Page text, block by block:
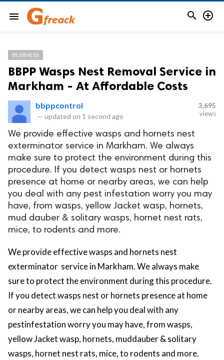
menu  
BUSINESS
BBPP Wasps Nest Removal Service in
Markham - At Affordable Costs
bbppcontrol
— updated on 1 second ago
3,695
views
We provide effective wasps and hornets nest
exterminator service in Markham. We always
make sure to protect the environment during this
procedure. If you detect wasps nest or hornets
presence at home or nearby areas, we can help
you deal with any pest infestation worry you may
have, from wasps, yellow Jacket wasp, hornets,
mud dauber & solitary wasps, hornet nest rats,
mice, to rodents and more.
We provide effective wasps and hornets nest
exterminator service in Markham. We always make
sure to protect the environment during this procedure.
If you detect wasps nest or hornets presence at home
or nearby areas, we can help you deal with any
pestinfestation worry you may have, from wasps,
yellow Jacket wasp, hornets, muddauber & solitary
wasps, hornet nest rats, mice, to rodents and more.